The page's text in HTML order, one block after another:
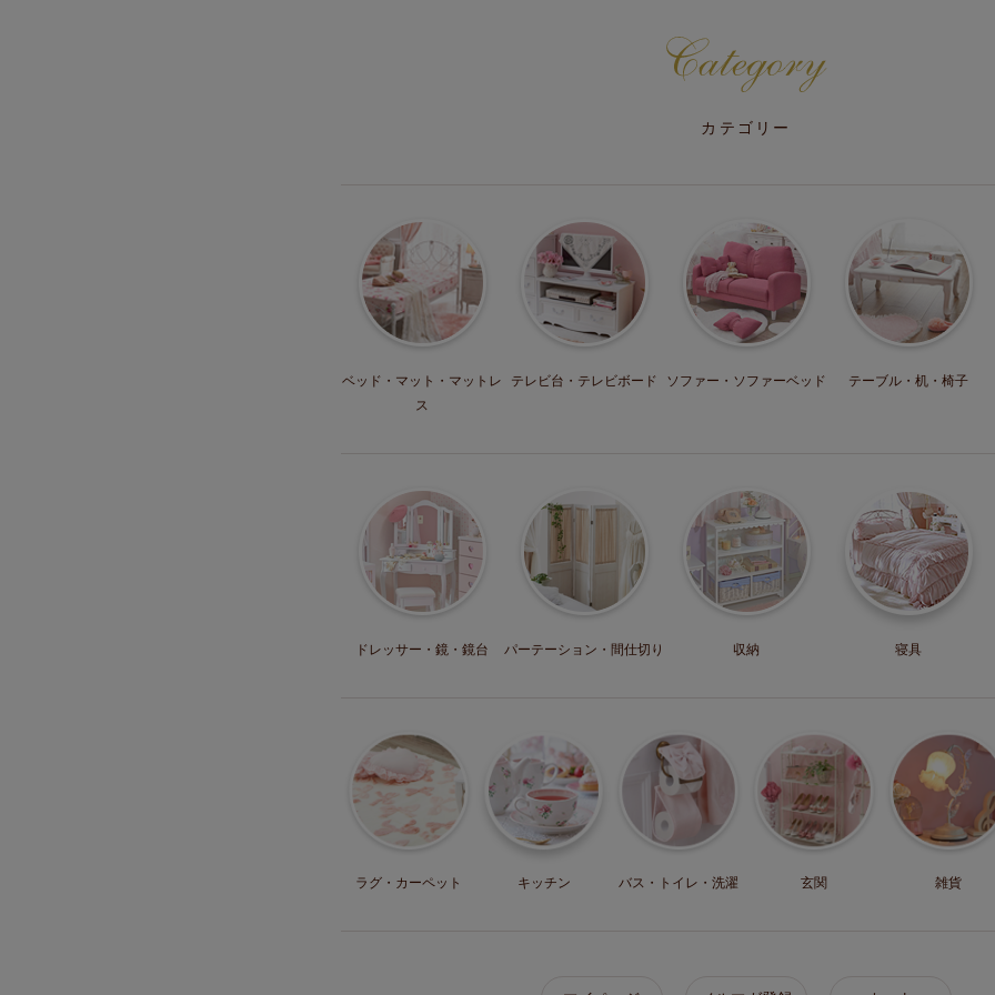
カテゴリー
ベッド・マット ・マットレ
ス
テレビ台・ テレビボード ソファー・ ソファーベッド テーブル・机・ 椅子
ドレッサー・ 鏡・鏡台 パーテーション・ 間仕切り 収納 寝具
ラグ・ カーペット キッチン バス・トイレ・洗濯 玄関 雑貨